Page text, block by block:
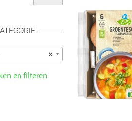
×
en filteren